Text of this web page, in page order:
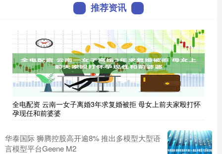
推荐资讯
全电配资 云南一女子离婚3年求复婚被拒 母女上前夫家殴打怀
孕现任和前婆婆
华泰国际 狮腾控股高开逾8% 推出多模型大型语
言模型平台Geene M2